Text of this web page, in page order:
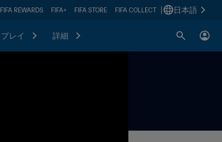
FIFA REWARDS FIFA+ FIFA STORE FIFA COLLECT 日本語
プレイ 詳細